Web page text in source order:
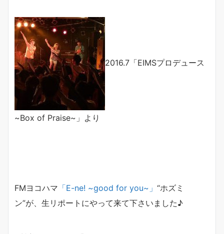
2016.7「EIMSプロデュース
~Box of Praise~」より
FMヨコハマ 「E-ne! ~good for you~ 」 “ホズミ
ン”が、生リポートにやって来て下さいました♪